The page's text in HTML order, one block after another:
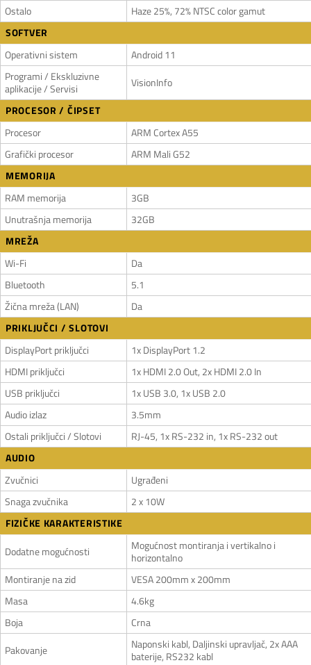
Ostalo
Haze 25%, 72% NTSC color gamut
SOFTVER
Operativni sistem
Android 11
Programi / Ekskluzivne
aplikacije / Servisi
VisionInfo
PROCESOR / ČIPSET
Procesor
ARM Cortex A55
Grafički procesor
ARM Mali G52
MEMORIJA
RAM memorija
3GB
Unutrašnja memorija
32GB
MREŽA
Wi-Fi
Da
Bluetooth
5.1
Žična mreža (LAN)
Da
PRIKLJUČCI / SLOTOVI
DisplayPort priključci
1x DisplayPort 1.2
HDMI priključci
1x HDMI 2.0 Out, 2x HDMI 2.0 In
USB priključci
1x USB 3.0, 1x USB 2.0
Audio izlaz
3.5mm
Ostali priključci / Slotovi
RJ-45, 1x RS-232 in, 1x RS-232 out
AUDIO
Zvučnici
Ugrađeni
Snaga zvučnika
2 x 10W
FIZIČKE KARAKTERISTIKE
Dodatne mogućnosti
Mogućnost montiranja i vertikalno i
horizontalno
Montiranje na zid
VESA 200mm x 200mm
Masa
4.6kg
Boja
Crna
Pakovanje
Naponski kabl, Daljinski upravljač, 2x AAA
baterije, RS232 kabl